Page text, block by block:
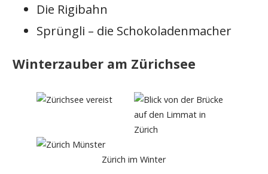
Die Rigibahn
Sprüngli – die Schokoladenmacher
Winterzauber am Zürichsee
Zürich im Winter